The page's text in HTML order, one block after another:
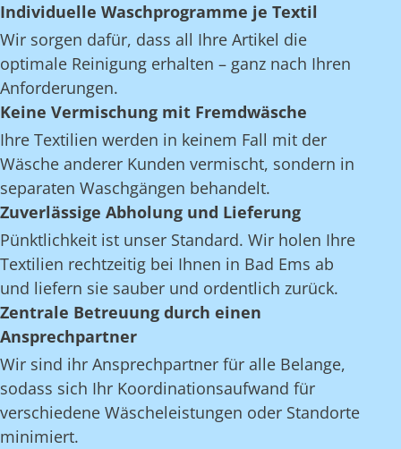
Individuelle Waschprogramme je Textil
Wir sorgen dafür, dass all Ihre Artikel die
optimale Reinigung erhalten – ganz nach Ihren
Anforderungen.
Keine Vermischung mit Fremdwäsche
Ihre Textilien werden in keinem Fall mit der
Wäsche anderer Kunden vermischt, sondern in
separaten Waschgängen behandelt.
Zuverlässige Abholung und Lieferung
Pünktlichkeit ist unser Standard. Wir holen Ihre
Textilien rechtzeitig bei Ihnen in Bad Ems ab
und liefern sie sauber und ordentlich zurück.
Zentrale Betreuung durch einen
Ansprechpartner
Wir sind ihr Ansprechpartner für alle Belange,
sodass sich Ihr Koordinationsaufwand für
verschiedene Wäscheleistungen oder Standorte
minimiert.